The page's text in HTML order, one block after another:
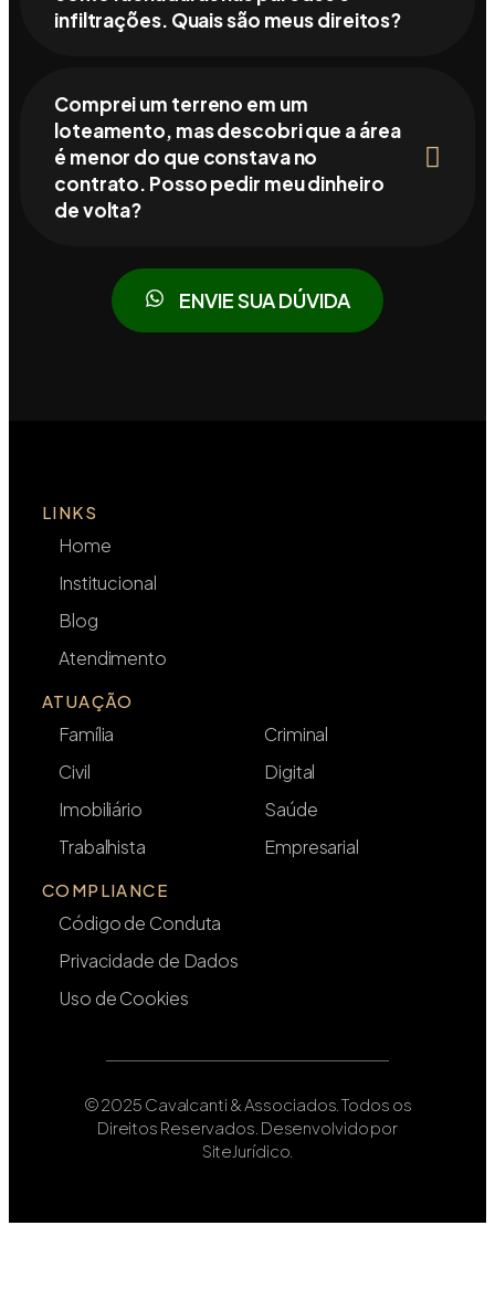
infiltrações. Quais são meus direitos?
Comprei um terreno em um
loteamento, mas descobri que a área
é menor do que constava no
contrato. Posso pedir meu dinheiro
de volta?
ENVIE SUA DÚVIDA
LINKS
Home
Institucional
Blog
Atendimento
ATUAÇÃO
Família
Civil
Imobiliário
Trabalhista
Criminal
Digital
Saúde
Empresarial
COMPLIANCE
Código de Conduta
Privacidade de Dados
Uso de Cookies
© 2025 Cavalcanti & Associados. Todos os
Direitos Reservados. Desenvolvido por
SiteJurídico.